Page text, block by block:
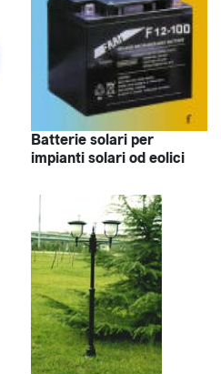
Batterie solari per
impianti solari od eolici